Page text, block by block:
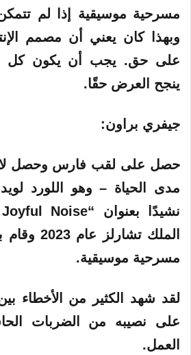
مسرحية موسيقية إذا لم
وبهذا كان يعني أن مصمم
على حق. يجب أن يكون كل
ينجح العرض حقًا.
جيفري براون:
حصل على لقب فارس وحصل
مدى الحياة – وهو اللورد
مسرحية موسيقية.
لقد شهد الكثير من الأخطاء
على نصيبه من الضربات
العمل.